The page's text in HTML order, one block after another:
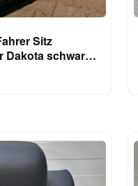
Sitz
schwarz +